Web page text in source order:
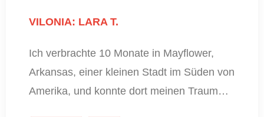
VILONIA: LARA T.
Ich verbrachte 10 Monate in Mayflower,
Arkansas, einer kleinen Stadt im Süden von
Amerika, und konnte dort meinen Traum…